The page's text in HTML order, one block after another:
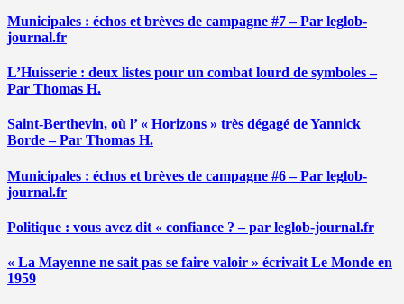
Municipales : échos et brèves de campagne #7 – Par leglob-
journal.fr
L’Huisserie : deux listes pour un combat lourd de symboles –
Par Thomas H.
Saint-Berthevin, où l’ « Horizons » très dégagé de Yannick
Borde – Par Thomas H.
Municipales : échos et brèves de campagne #6 – Par leglob-
journal.fr
Politique : vous avez dit « confiance ? – par leglob-journal.fr
« La Mayenne ne sait pas se faire valoir » écrivait Le Monde en
1959